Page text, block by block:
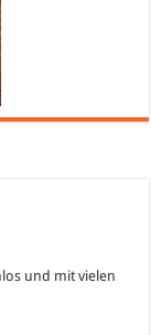
und mit vielen